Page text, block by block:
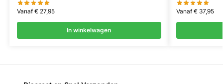
Vanaf€27,95
In winkelwagen
Vanaf€37,95